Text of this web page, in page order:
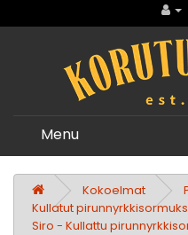
Menu
Kokoelmat
Kullatut
Siro - Kullattu